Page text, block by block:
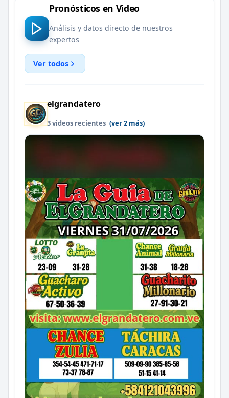
Pronósticos en Video
Análisis y datos directo de nuestros
expertos
Ver todos
elgrandatero
3 videos recientes (ver 2 más)